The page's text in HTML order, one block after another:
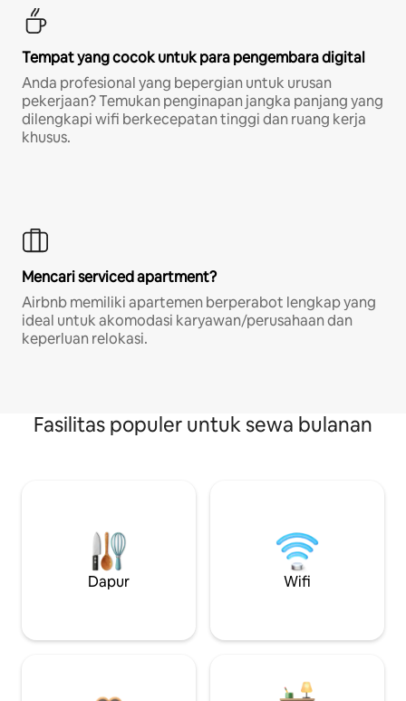
Tempat yang cocok untuk para pengembara digital
Anda profesional yang bepergian untuk urusan
pekerjaan? Temukan penginapan jangka panjang yang
dilengkapi wifi berkecepatan tinggi dan ruang kerja
khusus.
Mencari serviced apartment?
Airbnb memiliki apartemen berperabot lengkap yang
ideal untuk akomodasi karyawan/perusahaan dan
keperluan relokasi.
Fasilitas populer untuk sewa bulanan
Dapur Wifi